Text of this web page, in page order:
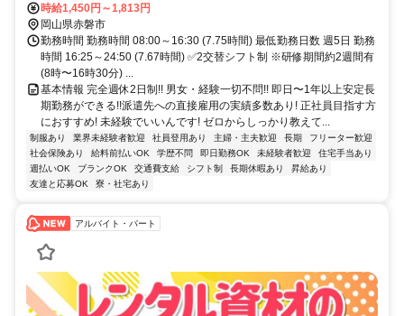
時給1,450円～1,813円
岡山県赤磐市
勤務時間 勤務時間 08:00～16:30 (7.75時間) 最低勤務日数 週5日 勤務
時間 16:25～24:50 (7.67時間) ✅2交替シフト制 ※研修期間約2週間有
(8時〜16時30分) ...
基本情報 完全週休2日制!! 男女・経験一切不問!! 即日〜1年以上安定長
期勤務ができる!!派遣先への直接雇用の実績多数あり! 正社員目指す方
におすすめ! 未経験でいいんです! ゼロからしっかり教えて...
制服あり 業界未経験者歓迎 社員登用あり 主婦・主夫歓迎 長期
フリーター歓迎
社会保険あり
給料前払いOK 学歴不問 即日勤務OK 未経験者歓迎
住宅手当あり
週払いOK
ブランクOK 交通費支給 シフト制 長期休暇あり
昇給あり
友達と応募OK
寮・社宅あり
アルバイト・パート